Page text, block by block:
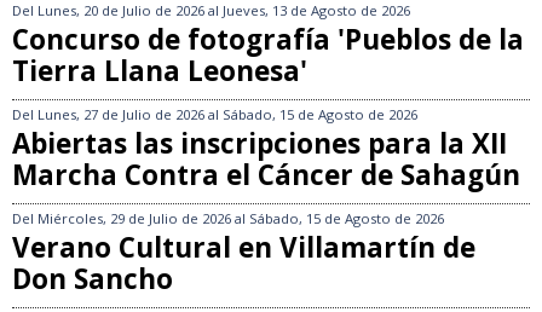
Del Lunes, 20 de Julio de 2026 al Jueves, 13 de Agosto de 2026
Concurso de fotografía 'Pueblos de la
Tierra Llana Leonesa'
Del Lunes, 27 de Julio de 2026 al Sábado, 15 de Agosto de 2026
Abiertas las inscripciones para la XII
Marcha Contra el Cáncer de Sahagún
Del Miércoles, 29 de Julio de 2026 al Sábado, 15 de Agosto de 2026
Verano Cultural en Villamartín de
Don Sancho